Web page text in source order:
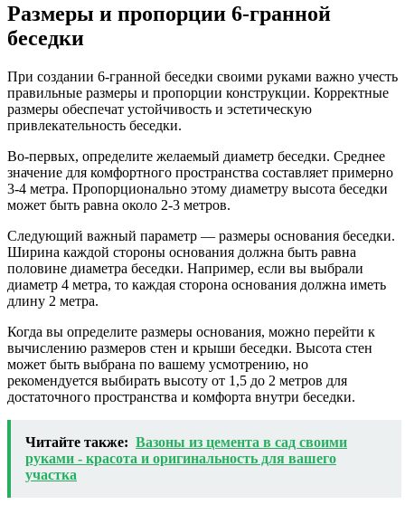
Размеры и пропорции 6-гранной
беседки
При создании 6-гранной беседки своими руками важно учесть
правильные размеры и пропорции конструкции. Корректные
размеры обеспечат устойчивость и эстетическую
привлекательность беседки.
Во-первых, определите желаемый диаметр беседки. Среднее
значение для комфортного пространства составляет примерно
3-4 метра. Пропорционально этому диаметру высота беседки
может быть равна около 2-3 метров.
Следующий важный параметр — размеры основания беседки.
Ширина каждой стороны основания должна быть равна
половине диаметра беседки. Например, если вы выбрали
диаметр 4 метра, то каждая сторона основания должна иметь
длину 2 метра.
Когда вы определите размеры основания, можно перейти к
вычислению размеров стен и крыши беседки. Высота стен
может быть выбрана по вашему усмотрению, но
рекомендуется выбирать высоту от 1,5 до 2 метров для
достаточного пространства и комфорта внутри беседки.
Читайте также: Вазоны из цемента в сад своими
руками - красота и оригинальность для вашего
участка